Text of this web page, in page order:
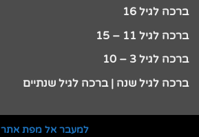
ברכה לגיל 16
ברכה לגיל 11 – 15
ברכה לגיל 3 – 10
ברכה לגיל שנה | ברכה לגיל שנתיים
למעבר אל מפת אתר